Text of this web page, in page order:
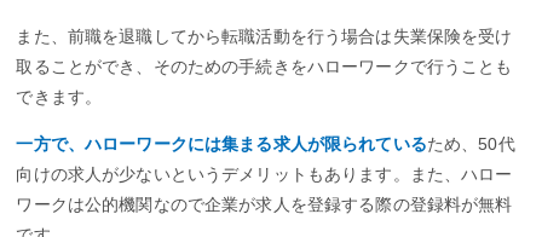
また、前職を退職してから転職活動を行う場合は失業保険を受け
取ることができ、そのための手続きをハローワークで行うことも
できます。
一方で、ハローワークには集まる求人が限られているため、50代
向けの求人が少ないというデメリットもあります。また、ハロー
ワークは公的機関なので企業が求人を登録する際の登録料が無料